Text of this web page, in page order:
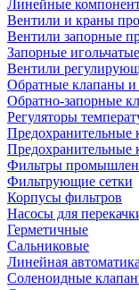
Линейные
Вентили и краны
Вентили запорные
Запорные
Вентили
Обратные клапаны и
Обратно-запорные
Регуляторы
Фильтры
Фильтрующие сетки
Корпусы фильтров
Насосы для
Герметичные
Сальниковые
Линейная автоматика
Соленоидные